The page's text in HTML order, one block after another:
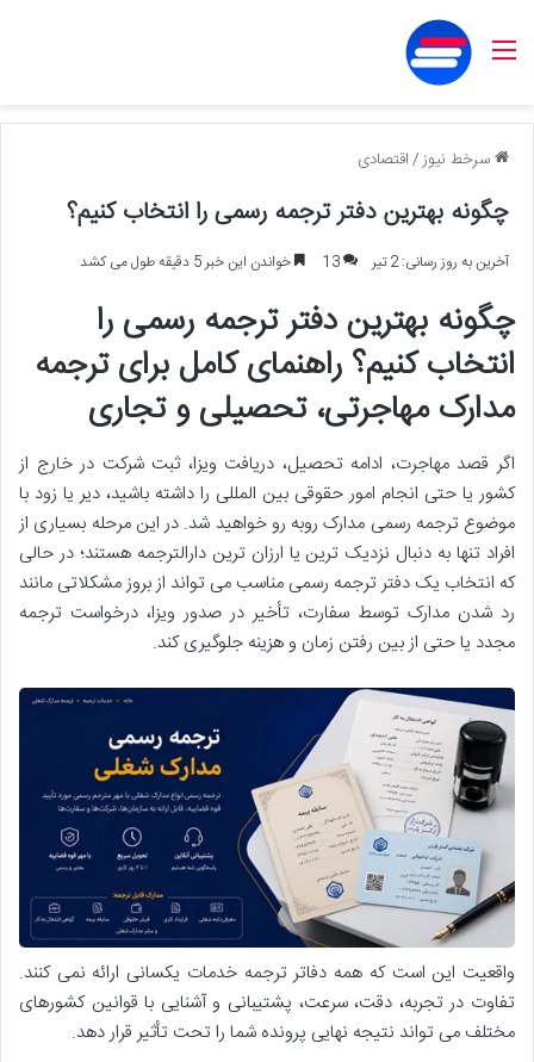
منو
سرخط نیوز/اقتصادی
چگونه بهترین دفتر ترجمه رسمی را انتخاب کنیم؟
آخرین به روز رسانی: 2 تیر 13 خواندن این خبر 5 دقیقه طول می کشد
چگونه بهترین دفتر ترجمه رسمی را
انتخاب کنیم؟ راهنمای کامل برای ترجمه
مدارک مهاجرتی، تحصیلی و تجاری
اگر قصد مهاجرت، ادامه تحصیل، دریافت ویزا، ثبت شرکت در خارج از
کشور یا حتی انجام امور حقوقی بین المللی را داشته باشید، دیر یا زود با
موضوع ترجمه رسمی مدارک روبه رو خواهید شد. در این مرحله بسیاری از
افراد تنها به دنبال نزدیک ترین یا ارزان ترین دارالترجمه هستند؛ در حالی
که انتخاب یک دفتر ترجمه رسمی مناسب می تواند از بروز مشکلاتی مانند
رد شدن مدارک توسط سفارت، تأخیر در صدور ویزا، درخواست ترجمه
مجدد یا حتی از بین رفتن زمان و هزینه جلوگیری کند.
واقعیت این است که همه دفاتر ترجمه خدمات یکسانی ارائه نمی کنند.
تفاوت در تجربه، دقت، سرعت، پشتیبانی و آشنایی با قوانین کشورهای
مختلف می تواند نتیجه نهایی پرونده شما را تحت تأثیر قرار دهد.